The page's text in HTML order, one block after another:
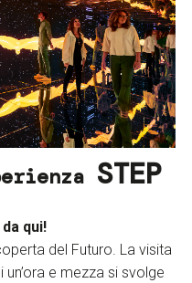
STEP
qui!
del Futuro. La visita
e mezza si svolge